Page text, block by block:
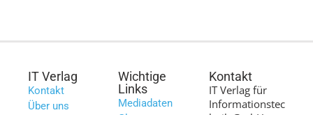
IT Verlag
Kontakt
Über uns
Wichtige
Links
Mediadaten
Kontakt
IT Verlag für
Informationstec